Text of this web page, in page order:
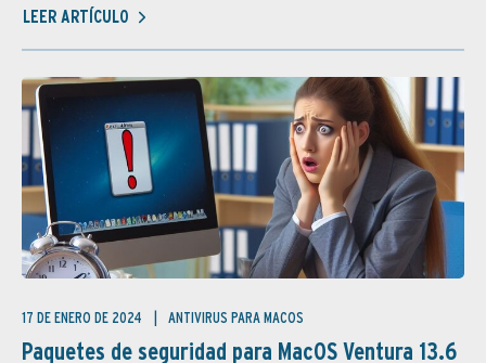
LEER ARTÍCULO
17 DE ENERO DE 2024 ANTIVIRUS PARA MACOS
Paquetes de seguridad para MacOS Ventura 13.6